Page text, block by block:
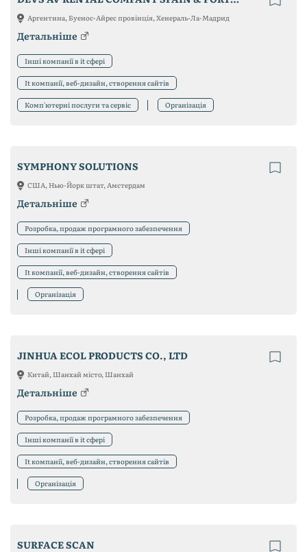
Аргентина, Буенос-Айрес провінція, Хенераль-Ла-Мадрид
Детальніше
Інші компанії в it сфері
It компанії, веб-дизайн, створення сайтів
Комп'ютерні послуги та сервіс Організація
SYMPHONY SOLUTIONS
США, Нью-Йорк штат, Амстердам
Детальніше
Розробка, продаж програмного забезпечення
Інші компанії в it сфері
It компанії, веб-дизайн, створення сайтів
Організація
JINHUA ECOL PRODUCTS CO., LTD
Китай, Шанхай місто, Шанхай
Детальніше
Розробка, продаж програмного забезпечення
Інші компанії в it сфері
It компанії, веб-дизайн, створення сайтів
Організація
SURFACE SCAN